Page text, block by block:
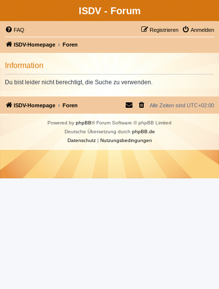
ISDV - Forum
FAQ Anmelden
Registrieren
ISDV-Homepage Foren
Information
Du bist leider nicht berechtigt, die Suche zu verwenden.
ISDV-Homepage Foren Alle Zeiten sind UTC+02:00
Powered by phpBB® Forum Software © phpBB Limited
Deutsche Übersetzung durch phpBB.de
Datenschutz| Nutzungsbedingungen